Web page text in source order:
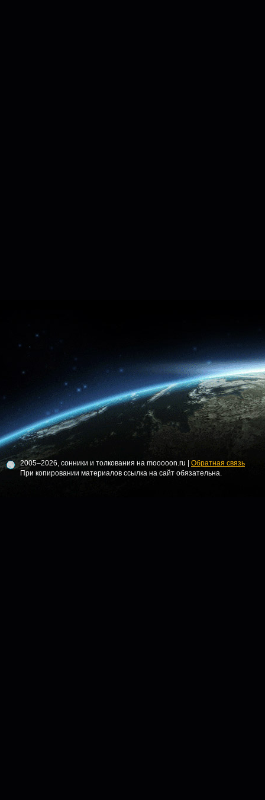
2005–2026, сонники и толкования на mooooon.ru | Обратная связь
При копировании материалов ссылка на сайт обязательна.